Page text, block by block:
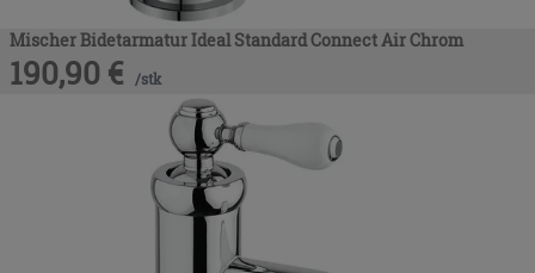
Mischer Bidetarmatur Ideal Standard Connect Air Chrom
190,90 € /stk